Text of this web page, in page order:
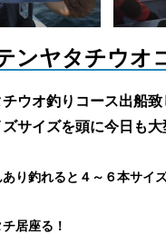
ンヤタチウオ
ウオ釣りコース出船致
サイズを頭に今日も大
り釣れると４～６本サイ
居座る！